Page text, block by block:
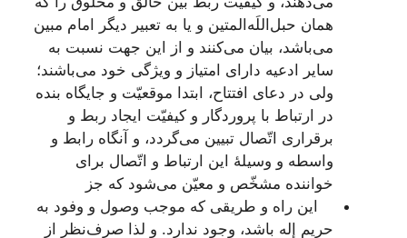
همان حبل‌اللَه‌المتین و یا به تعبیر دیگر امام مبین
می‌باشد، بیان می‌کنند و از این جهت نسبت به
سایر ادعیه دارای امتیاز و ویژگی خود می‌باشند؛
ولی در دعای افتتاح، ابتدا موقعیّت و جایگاه بنده
در ارتباط با پروردگار و کیفیّت ایجاد ربط و
برقراری اتّصال تبیین می‌گردد، و آنگاه رابط و
واسطه و وسیلۀ این ارتباط و اتّصال برای
خواننده مشخّص و معیّن می‌شود که جز
این راه و طریقی که موجب وصول و وفود به
حریم إله باشد، وجود ندارد. و لذا صرف‌نظر از